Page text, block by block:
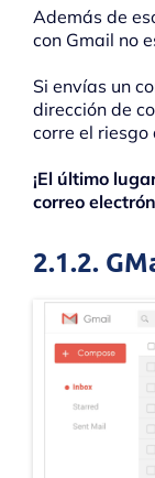
Además de
con Gmail no
Si envías un
dirección de
corre el riesgo
¡El último
correo
2.1.2.